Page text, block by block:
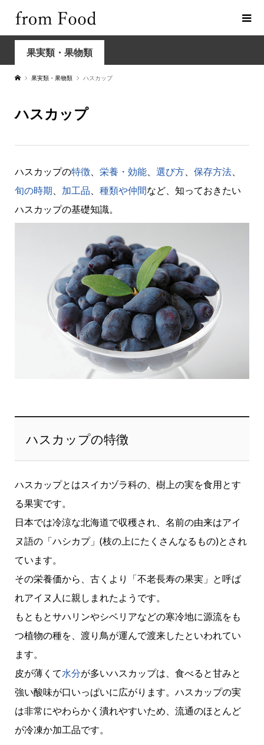
果実類・果物類
果実類・果物類 ハスカップ
ハスカップ
ハスカップの特徴、 栄養・効能、 選び方、 保存方法、
旬の時期、 加工品、 種類や仲間など、知っておきたい
ハスカップの基礎知識。
ハスカップの特徴
ハスカップとはスイカヅラ科の、樹上の実を食用とす
る果実です。
日本では冷涼な北海道で収穫され、名前の由来はアイ
ヌ語の「ハシカプ」(枝の上にたくさんなるもの)とされ
ています。
その栄養価から、古くより「不老長寿の果実」と呼ば
れアイヌ人に親しまれたようです。
もともとサハリンやシベリアなどの寒冷地に源流をも
つ植物の種を、渡り鳥が運んで渡来したといわれてい
ます。
皮が薄くて水分が多いハスカップは、食べると甘みと
強い酸味が口いっぱいに広がります。ハスカップの実
は非常にやわらかく潰れやすいため、流通のほとんど
が冷凍か加工品です。